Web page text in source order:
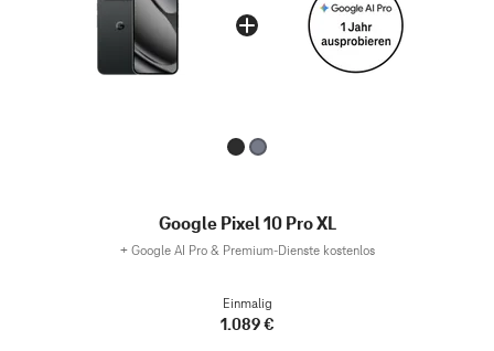
Google Pixel 10 Pro XL
+ Google AI Pro & Premium-Dienste kostenlos
Einmalig
1.089 €